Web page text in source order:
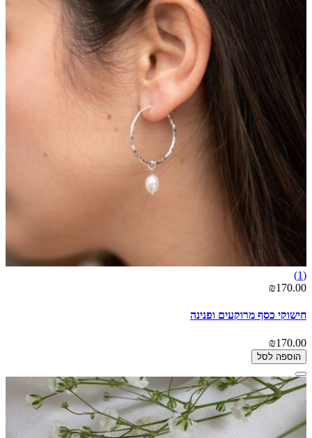
(1)
₪170.00
חישוקי כסף מרוקעים ופנינה
₪170.00
הוספה לסל